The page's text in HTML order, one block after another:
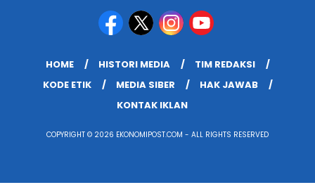
HOME HISTORI MEDIA
TIM REDAKSI
KODE ETIK
MEDIA SIBER
HAK JAWAB
KONTAK IKLAN
COPYRIGHT © 2026 EKONOMIPOST.COM - ALL RIGHTS RESERVED